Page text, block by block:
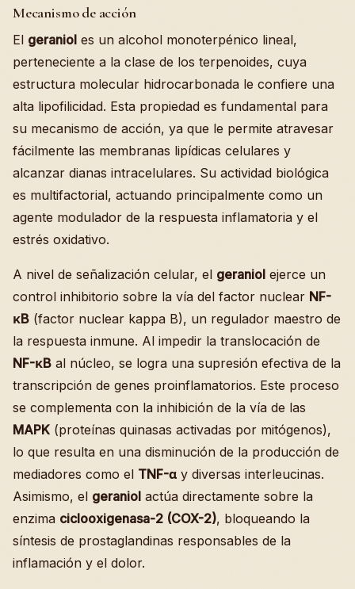
Mecanismo de acción
El geraniol es un alcohol monoterpénico lineal,
perteneciente a la clase de los terpenoides, cuya
estructura molecular hidrocarbonada le confiere una
alta lipofilicidad. Esta propiedad es fundamental para
su mecanismo de acción, ya que le permite atravesar
fácilmente las membranas lipídicas celulares y
alcanzar dianas intracelulares. Su actividad biológica
es multifactorial, actuando principalmente como un
agente modulador de la respuesta inflamatoria y el
estrés oxidativo.
A nivel de señalización celular, el geraniol ejerce un
control inhibitorio sobre la vía del factor nuclear NF-
κB (factor nuclear kappa B), un regulador maestro de
la respuesta inmune. Al impedir la translocación de
NF-κB al núcleo, se logra una supresión efectiva de la
transcripción de genes proinflamatorios. Este proceso
se complementa con la inhibición de la vía de las
MAPK (proteínas quinasas activadas por mitógenos),
lo que resulta en una disminución de la producción de
mediadores como el TNF-α y diversas interleucinas.
Asimismo, el geraniol actúa directamente sobre la
enzima ciclooxigenasa-2 (COX-2), bloqueando la
síntesis de prostaglandinas responsables de la
inflamación y el dolor.